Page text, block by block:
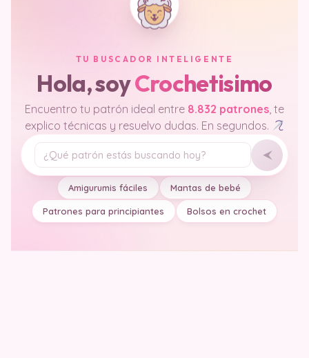
TU BUSCADOR INTELIGENTE
Hola, soyCrochetisimo
Encuentro tu patrón ideal entre 8.832 patrones, te
explico técnicas y resuelvo dudas. En segundos.
Tu pregunta
Amigurumis fáciles Mantas de bebé
Patrones para principiantes Bolsos en crochet